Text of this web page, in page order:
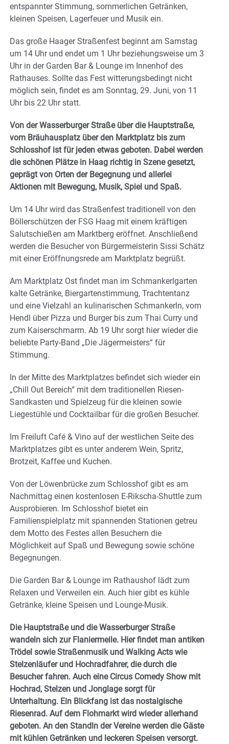
entspannter Stimmung, sommerlichen Getränken,
kleinen Speisen, Lagerfeuer und Musik ein.
Das große Haager Straßenfest beginnt am Samstag
um 14 Uhr und endet um 1 Uhr beziehungsweise um 3
Uhr in der Garden Bar & Lounge im Innenhof des
Rathauses. Sollte das Fest witterungsbedingt nicht
möglich sein, findet es am Sonntag, 29. Juni, von 11
Uhr bis 22 Uhr statt.
Von der Wasserburger Straße über die Hauptstraße,
vom Bräuhausplatz über den Marktplatz bis zum
Schlosshof ist für jeden etwas geboten. Dabei werden
die schönen Plätze in Haag richtig in Szene gesetzt,
geprägt von Orten der Begegnung und allerlei
Aktionen mit Bewegung, Musik, Spiel und Spaß.
Um 14 Uhr wird das Straßenfest traditionell von den
Böllerschützen der FSG Haag mit einem kräftigen
Salutschießen am Marktberg eröffnet. Anschließend
werden die Besucher von Bürgermeisterin Sissi Schätz
mit einer Eröffnungsrede am Marktplatz begrüßt.
Am Marktplatz Ost findet man im Schmankerlgarten
kalte Getränke, Biergartenstimmung, Trachtentanz
und eine Vielzahl an kulinarischen Schmankerln, vom
Hendl über Pizza und Burger bis zum Thai Curry und
zum Kaiserschmarrn. Ab 19 Uhr sorgt hier wieder die
beliebte Party-Band „Die Jägermeisters“ für
Stimmung.
In der Mitte des Marktplatzes befindet sich wieder ein
„Chill Out Bereich“ mit dem traditionellen Riesen-
Sandkasten und Spielzeug für die kleinen sowie
Liegestühle und Cocktailbar für die großen Besucher.
Im Freiluft Café & Vino auf der westlichen Seite des
Marktplatzes gibt es unter anderem Wein, Spritz,
Brotzeit, Kaffee und Kuchen.
Von der Löwenbrücke zum Schlosshof gibt es am
Nachmittag einen kostenlosen E-Rikscha-Shuttle zum
Ausprobieren. Im Schlosshof bietet ein
Familienspielplatz mit spannenden Stationen getreu
dem Motto des Festes allen Besuchern die
Möglichkeit auf Spaß und Bewegung sowie schöne
Begegnungen.
Die Garden Bar & Lounge im Rathaushof lädt zum
Relaxen und Verweilen ein. Auch hier gibt es kühle
Getränke, kleine Speisen und Lounge-Musik.
Die Hauptstraße und die Wasserburger Straße
wandeln sich zur Flaniermeile. Hier findet man antiken
Trödel sowie Straßenmusik und Walking Acts wie
Stelzenläufer und Hochradfahrer, die durch die
Besucher fahren. Auch eine Circus Comedy Show mit
Hochrad, Stelzen und Jonglage sorgt für
Unterhaltung. Ein Blickfang ist das nostalgische
Riesenrad. Auf dem Flohmarkt wird wieder allerhand
geboten. An den Standln der Vereine werden die Gäste
mit kühlen Getränken und leckeren Speisen versorgt.